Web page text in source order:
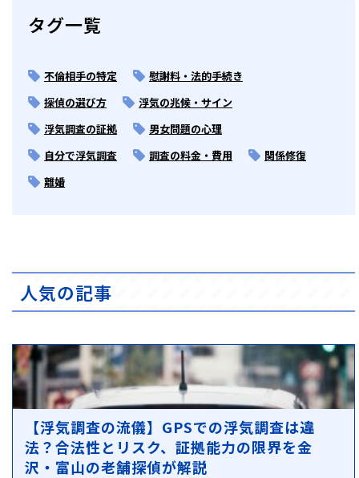
タグ一覧
不倫相手の特定
慰謝料・法的手続き
探偵の選び方
浮気の兆候・サイン
浮気調査の証拠
男女問題の心理
自分で浮気調査
調査の料金・費用
関係修復
離婚
人気の記事
【浮気調査の流儀】GPSでの浮気調査は違
法？合法性とリスク、証拠能力の限界を金
沢・富山の老舗探偵が解説